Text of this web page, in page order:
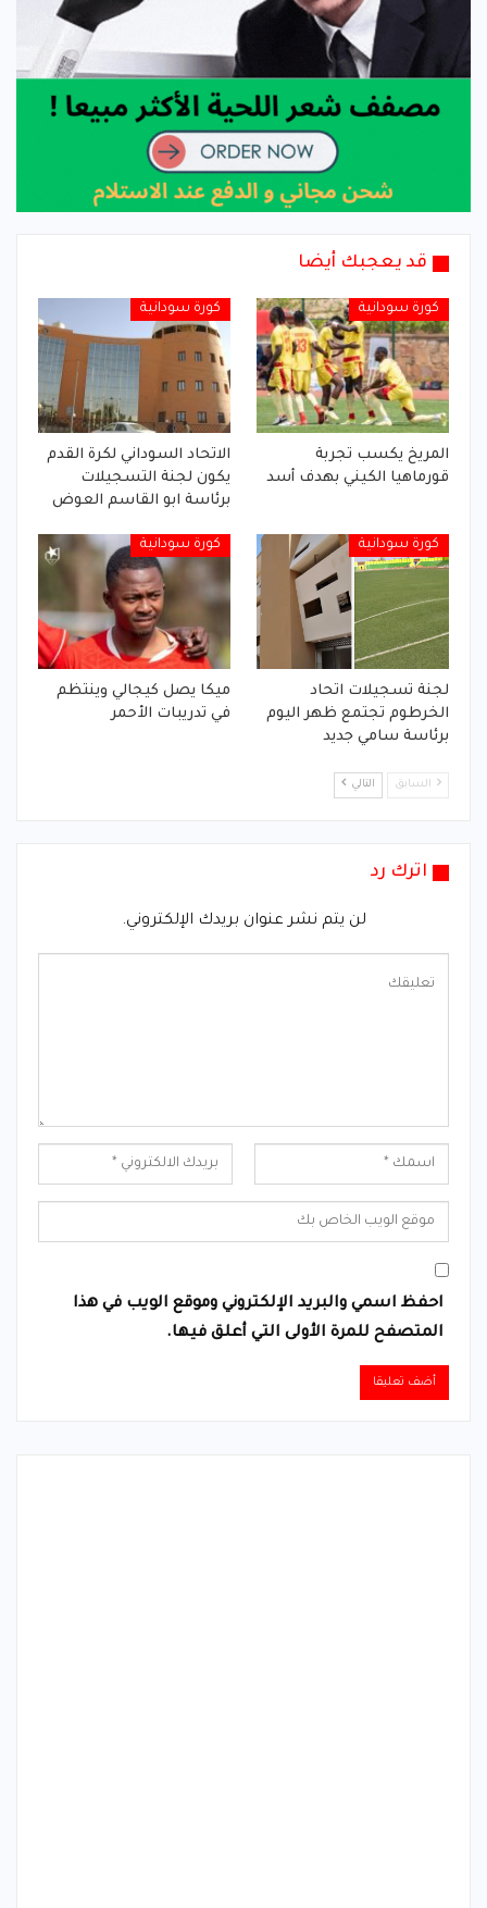
قد يعجبك أيضا
كورة سودانية
المريخ يكسب تجربة
قورماهيا الكيني بهدف أسد
كورة سودانية
الاتحاد السوداني لكرة القدم
يكون لجنة التسجيلات
برئاسة ابو القاسم العوض
كورة سودانية
لجنة تسجيلات اتحاد
الخرطوم تجتمع ظهر اليوم
برئاسة سامي جديد
كورة سودانية
ميكا يصل كيجالي وينتظم
في تدريبات الأحمر
السابق التالي
اترك رد
لن يتم نشر عنوان بريدك الإلكتروني.
احفظ اسمي والبريد الإلكتروني وموقع الويب في هذا
المتصفح للمرة الأولى التي أعلق فيها.